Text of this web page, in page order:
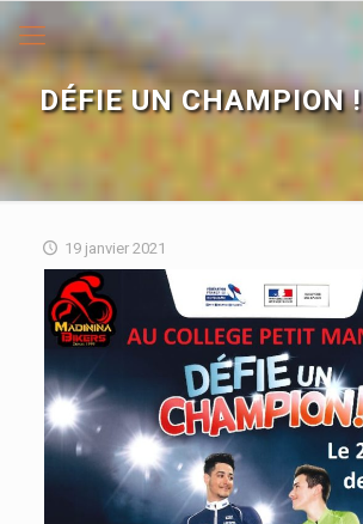
DÉFIE UN CHAMPION !
19 janvier 2021